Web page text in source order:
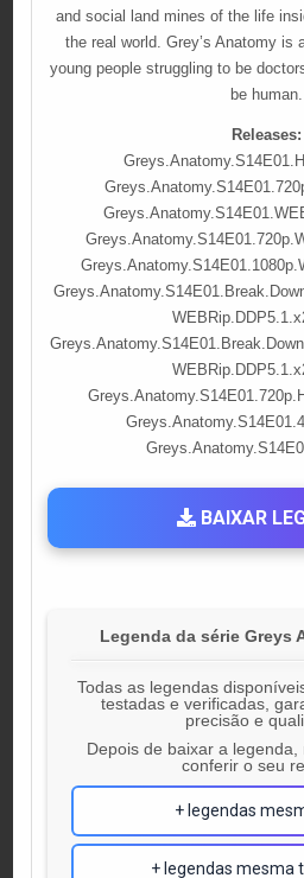
and social land mines of the life
the real world. Grey’s Anatomy is
young people struggling to be
be human.
Releases:
BAIXAR
Legenda da série Greys
Todas as legendas
testadas e verificadas,
precisão e
Depois de baixar a
conferir o seu
+ legendas
+ legendas mesma